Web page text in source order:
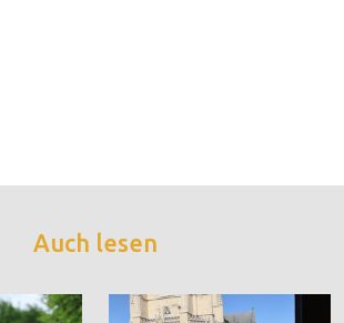
Auch lesen